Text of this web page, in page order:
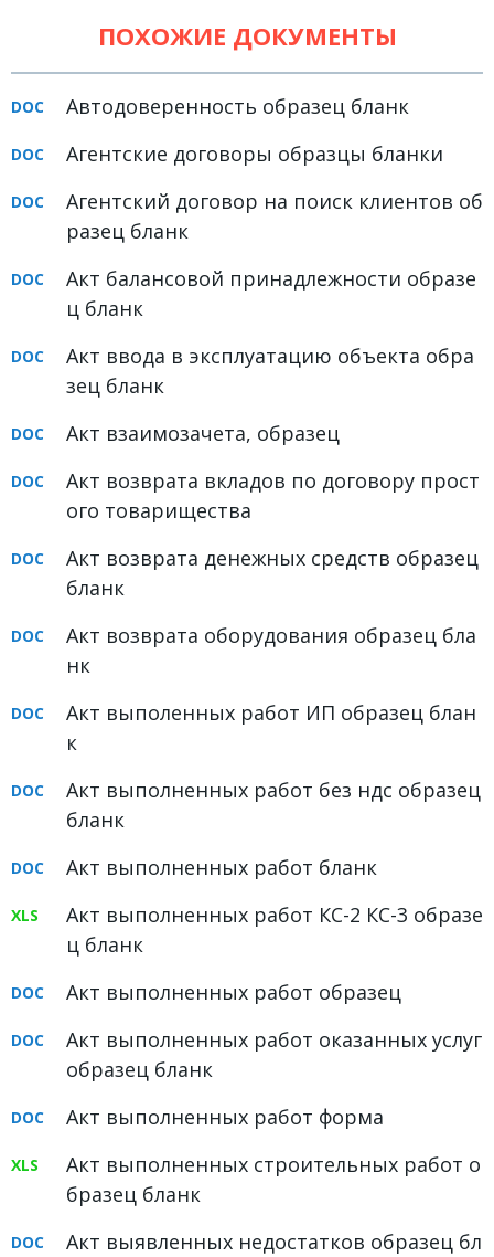
ПОХОЖИЕ ДОКУМЕНТЫ
Автодоверенность образец бланк
Агентские договоры образцы бланки
Агентский договор на поиск клиентов об
разец бланк
Акт балансовой принадлежности образе
ц бланк
Акт ввода в эксплуатацию объекта обра
зец бланк
Акт взаимозачета, образец
Акт возврата вкладов по договору прост
ого товарищества
Акт возврата денежных средств образец
бланк
Акт возврата оборудования образец бла
нк
Акт выполенных работ ИП образец блан
к
Акт выполненных работ без ндс образец
бланк
Акт выполненных работ бланк
Акт выполненных работ КС-2 КС-3 образе
ц бланк
Акт выполненных работ образец
Акт выполненных работ оказанных услуг
образец бланк
Акт выполненных работ форма
Акт выполненных строительных работ о
бразец бланк
Акт выявленных недостатков образец бл
Земельное право
Медицинское право
Миграционное право
Налоговое право
Семейное право
Трудовое право
Уголовное право
Финансовое право
Юридические новости
ВИДЕО
ФОРУМ
ЮРИДИЧЕСКИЙ ФОРУМ
+7 (800) 511-86-74
Для всех регионов РФ
в нашей группе